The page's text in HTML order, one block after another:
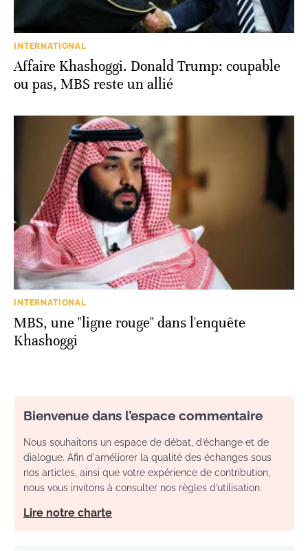
INTERNATIONAL
Affaire Khashoggi. Donald Trump: coupable
ou pas, MBS reste un allié
INTERNATIONAL
MBS, une "ligne rouge" dans l'enquête
Khashoggi
Bienvenue dans l’espace commentaire
Nous souhaitons un espace de débat, d’échange et de
dialogue. Afin d'améliorer la qualité des échanges sous
nos articles, ainsi que votre expérience de contribution,
nous vous invitons à consulter nos règles d’utilisation.
Lire notre charte